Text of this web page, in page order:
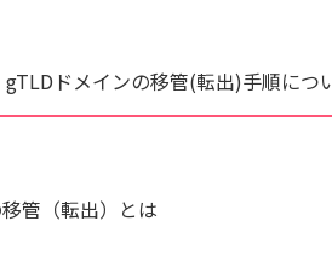
ドメインの移管(転出)手順につ
管（転出）とは